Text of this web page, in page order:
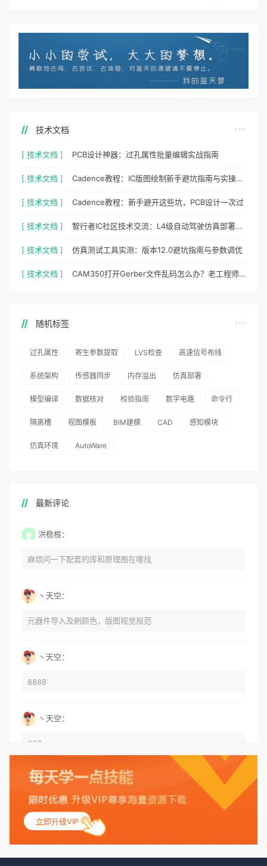
技术文档
[ 技术文档 ] PCB设计神器：过孔属性批量编辑实战指南
[ 技术文档 ] Cadence教程：IC版图绘制新手避坑指南与实操细节
[ 技术文档 ] Cadence教程：新手避开这些坑，PCB设计一次过
[ 技术文档 ] 智行者IC社区技术交流：L4级自动驾驶仿真部署实操指南
[ 技术文档 ] 仿真测试工具实测：版本12.0避坑指南与参数调优
[ 技术文档 ] CAM350打开Gerber文件乱码怎么办？老工程师实测避坑指南
随机标签
过孔属性 寄生参数提取 LVS检查 高速信号布线
系统架构 传感器同步 内存溢出 仿真部署
模型编译 数据核对 校验指南 数字电路 命令行
隔离槽 视图模板 BIM建模 CAD 感知模块
仿真环境 AutoWare
最新评论
洪稳根：
麻烦问一下配套的库和原理图在哪找
丶天空：
元器件导入及刷颜色，版图视觉规范
丶天空：
8888
丶天空：
666
丶天空：
555
立即升级VIP